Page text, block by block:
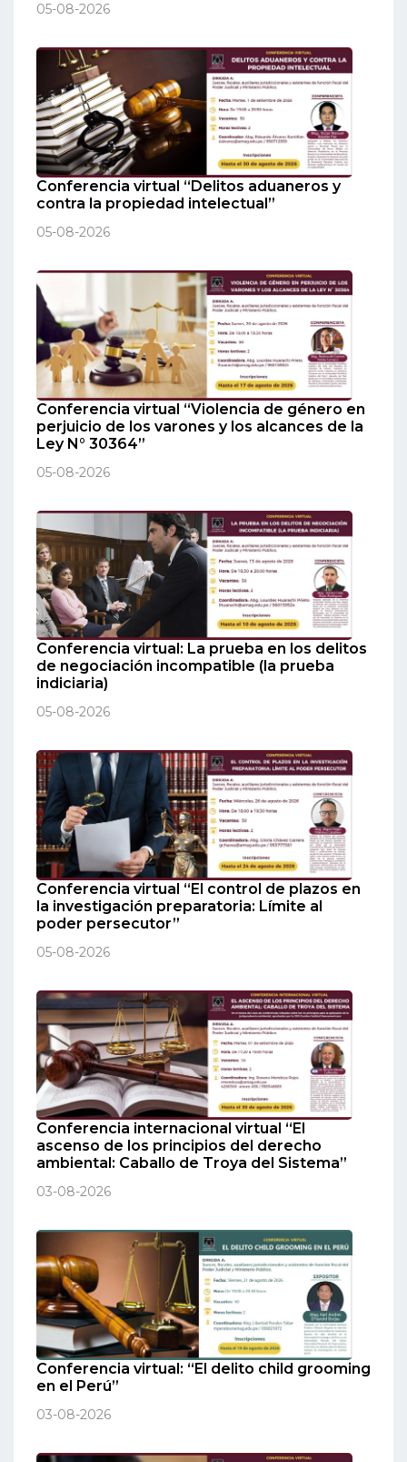
05-08-2026
Conferencia virtual “Delitos aduaneros y
contra la propiedad intelectual”
05-08-2026
Conferencia virtual “Violencia de género en
perjuicio de los varones y los alcances de la
Ley N° 30364”
05-08-2026
Conferencia virtual: La prueba en los delitos
de negociación incompatible (la prueba
indiciaria)
05-08-2026
Conferencia virtual “El control de plazos en
la investigación preparatoria: Límite al
poder persecutor”
05-08-2026
Conferencia internacional virtual “El
ascenso de los principios del derecho
ambiental: Caballo de Troya del Sistema”
03-08-2026
Conferencia virtual: “El delito child grooming
en el Perú”
03-08-2026